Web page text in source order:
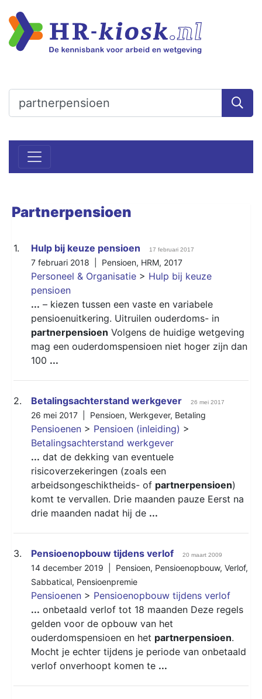
Partnerpensioen
1. Hulp bij keuze pensioen 17 februari 2017
7 februari 2018 | Pensioen, HRM, 2017
Personeel & Organisatie > Hulp bij keuze
pensioen
... – kiezen tussen een vaste en variabele
pensioenuitkering. Uitruilen ouderdoms- in
partnerpensioen Volgens de huidige wetgeving
mag een ouderdomspensioen niet hoger zijn dan
100 ...
2. Betalingsachterstand werkgever 26 mei 2017
26 mei 2017 | Pensioen, Werkgever, Betaling
Pensioenen > Pensioen (inleiding) >
Betalingsachterstand werkgever
... dat de dekking van eventuele
risicoverzekeringen (zoals een
arbeidsongeschiktheids- of partnerpensioen)
komt te vervallen. Drie maanden pauze Eerst na
drie maanden nadat hij de ...
3. Pensioenopbouw tijdens verlof 20 maart 2009
14 december 2019 | Pensioen, Pensioenopbouw, Verlof,
Sabbatical, Pensioenpremie
Pensioenen > Pensioenopbouw tijdens verlof
... onbetaald verlof tot 18 maanden Deze regels
gelden voor de opbouw van het
ouderdomspensioen en het partnerpensioen.
Mocht je echter tijdens je periode van onbetaald
verlof onverhoopt komen te ...